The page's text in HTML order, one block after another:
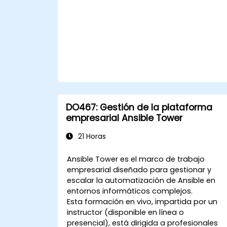
DO467: Gestión de la plataforma
empresarial Ansible Tower
21 Horas
Ansible Tower es el marco de trabajo
empresarial diseñado para gestionar y
escalar la automatización de Ansible en
entornos informáticos complejos.
Esta formación en vivo, impartida por un
instructor (disponible en línea o
presencial), está dirigida a profesionales